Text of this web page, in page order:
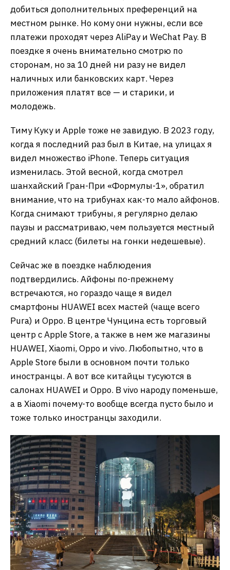
добиться дополнительных преференций на
местном рынке. Но кому они нужны, если все
платежи проходят через AliPay и WeChat Pay. В
поездке я очень внимательно смотрю по
сторонам, но за 10 дней ни разу не видел
наличных или банковских карт. Через
приложения платят все — и старики, и
молодежь.
Тиму Куку и Apple тоже не завидую. В 2023 году,
когда я последний раз был в Китае, на улицах я
видел множество iPhone. Теперь ситуация
изменилась. Этой весной, когда смотрел
шанхайский Гран-При «Формулы-1», обратил
внимание, что на трибунах как-то мало айфонов.
Когда снимают трибуны, я регулярно делаю
паузы и рассматриваю, чем пользуется местный
средний класс (билеты на гонки недешевые).
Сейчас же в поездке наблюдения
подтвердились. Айфоны по-прежнему
встречаются, но гораздо чаще я видел
смартфоны HUAWEI всех мастей (чаще всего
Pura) и Oppo. В центре Чунцина есть торговый
центр с Apple Store, а также в нем же магазины
HUAWEI, Xiaomi, Oppo и vivo. Любопытно, что в
Apple Store были в основном почти только
иностранцы. А вот все китайцы тусуются в
салонах HUAWEI и Oppo. В vivo народу поменьше,
а в Xiaomi почему-то вообще всегда пусто было и
тоже только иностранцы заходили.